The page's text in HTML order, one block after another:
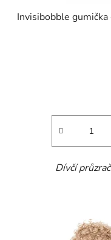
Invisibobble
Dívčí